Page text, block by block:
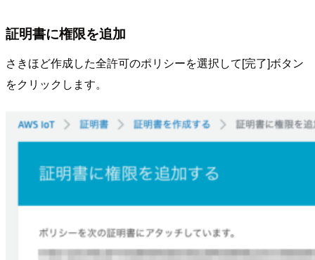
証明書に権限を追加
さきほど作成した全許可のポリシーを選択して[完了]ボタン
をクリックします。